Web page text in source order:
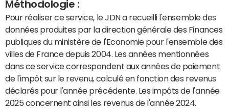
Méthodologie :
Pour réaliser ce service, le JDN a recueilli l'ensemble des
données produites par la direction générale des Finances
publiques du ministère de l'Economie pour l'ensemble des
villes de France depuis 2004. Les années mentionnées
dans ce service correspondent aux années de paiement
de l'impôt sur le revenu, calculé en fonction des revenus
déclarés pour l'année précédente. Les impôts de l'année
2025 concernent ainsi les revenus de l'année 2024.